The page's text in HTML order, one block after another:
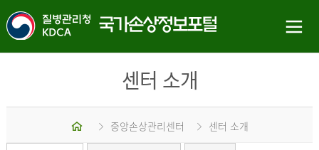
센터 소개
중앙손상관리센터 센터 소개